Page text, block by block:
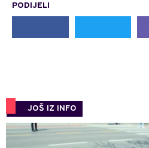
PODIJELI
JOŠ IZ INFO